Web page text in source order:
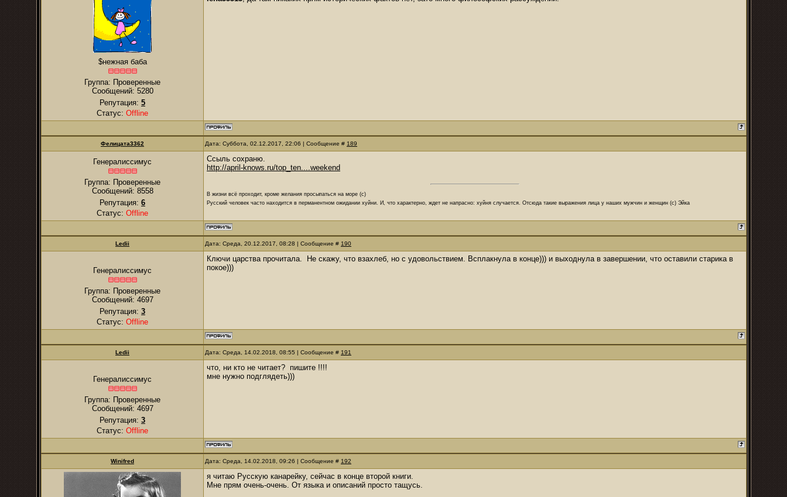
$нежная баба
Группа: Проверенные
Сообщений: 5280
Репутация: 5
Статус: Offline
Фелицата3362 Дата: Суббота, 02.12.2017, 22:06 | Сообщение # 189
Генералиссимус
Группа: Проверенные
Сообщений: 8558
Репутация: 6
Статус: Offline
Ссыль сохраню.
http://april-knows.ru/top_ten....weekend
В жизни всё проходит, кроме желания просыпаться на море (с)
Русский человек часто находится в перманентном ожидании хуйни. И, что характерно, ждет не напрасно: хуйня случается. Отсюда такие выражения лица у наших мужчин и женщин (с) Эйка
Ledii Дата: Среда, 20.12.2017, 08:28 | Сообщение # 190
Генералиссимус
Группа: Проверенные
Сообщений: 4697
Репутация: 3
Статус: Offline
Ключи царства прочитала. Не скажу, что взахлеб, но с удовольствием. Всплакнула в конце))) и выходнула в завершении, что оставили старика в
покое)))
Ledii Дата: Среда, 14.02.2018, 08:55 | Сообщение # 191
Генералиссимус
Группа: Проверенные
Сообщений: 4697
Репутация: 3
Статус: Offline
что, ни кто не читает? пишите !!!!
мне нужно подглядеть)))
Winifred Дата: Среда, 14.02.2018, 09:26 | Сообщение # 192
я читаю Русскую канарейку, сейчас в конце второй книги.
Мне прям очень-очень. От языка и описаний просто тащусь.